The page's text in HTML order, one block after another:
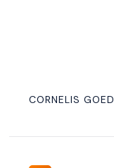
CORNELIS GOED